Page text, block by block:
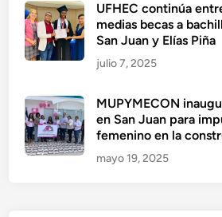
UFHEC continúa
medias becas a
San Juan y Elías Piña
julio 7, 2025
MUPYMECON
en San Juan para
femenino en la
mayo 19, 2025